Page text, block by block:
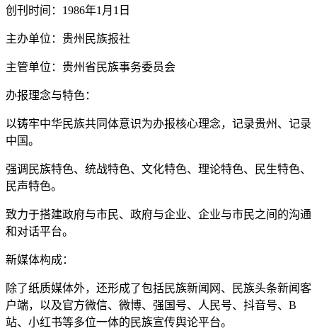
创刊时间：1986年1月1日
主办单位：贵州民族报社
主管单位：贵州省民族事务委员会
办报理念与特色：
以铸牢中华民族共同体意识为办报核心理念，记录贵州、记录
中国。
强调民族特色、统战特色、文化特色、理论特色、民生特色、
民声特色。
致力于搭建政府与市民、政府与企业、企业与市民之间的沟通
和对话平台。
新媒体构成：
除了纸质媒体外，还形成了包括民族新闻网、民族头条新闻客
户端，以及官方微信、微博、强国号、人民号、抖音号、B
站、小红书等多位一体的民族宣传舆论平台。